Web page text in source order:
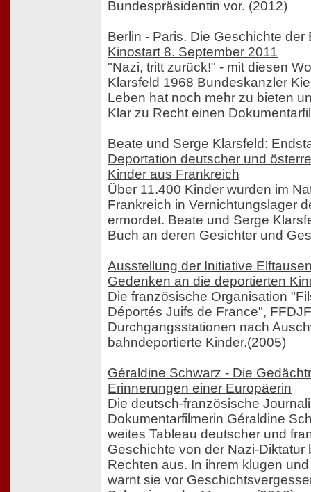
Bundespräsidentin vor. (2012)
Berlin - Paris. Die Geschichte der
Kinostart 8. September 2011
"Nazi, tritt zurück!" - mit diesen
Klarsfeld 1968 Bundeskanzler
Leben hat noch mehr zu bieten
Klar zu Recht einen
Beate und Serge Klarsfeld:
Deportation deutscher und
Kinder aus Frankreich
Über 11.400 Kinder wurden im
Frankreich in Vernichtungslager
ermordet. Beate und Serge
Buch an deren Gesichter und
Ausstellung der Initiative
Gedenken an die deportierten
Die französische Organisation
Déportés Juifs de France",
Durchgangsstationen nach
bahndeportierte Kinder.(2005)
Géraldine Schwarz - Die
Erinnerungen einer Europäerin
Die deutsch-französische
Dokumentarfilmerin Géraldine
weites Tableau deutscher und
Geschichte von der Nazi-Diktatur
Rechten aus. In ihrem klugen
warnt sie vor